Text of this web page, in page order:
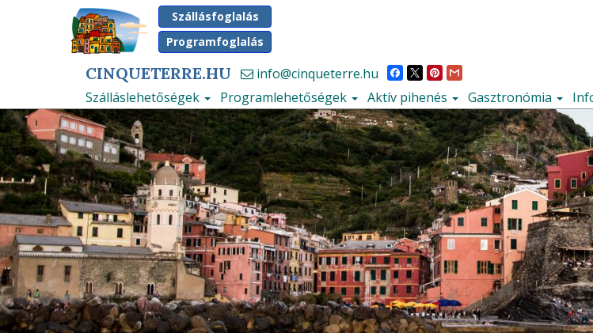
Szállásfoglalás
Programfoglalás
CINQUETERRE.HU
info@cinqueterre.hu
Szálláslehetőségek
Programlehetőségek Aktív pihenés Gasztronómia